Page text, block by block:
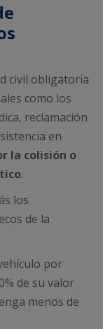
civil obligatoria
como los
reclamación
en
la colisión o
.
los
de la
por
de su valor
menos de